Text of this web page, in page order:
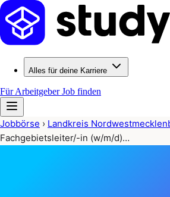
Alles für deine Karriere
Für ArbeitgeberJob finden
Jobbörse › Landkreis
Fachgebietsleiter/-in (w/m/d)…